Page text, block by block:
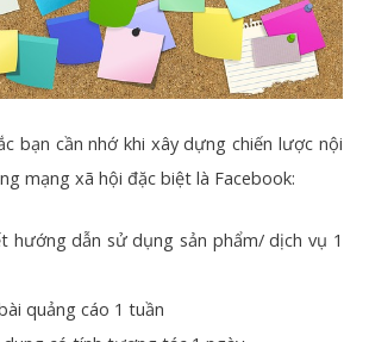
bạn cần nhớ khi xây dựng chiến lược nội
mạng xã hội đặc biệt là Facebook:
hướng dẫn sử dụng sản phẩm/ dịch vụ 1
quảng cáo 1 tuần